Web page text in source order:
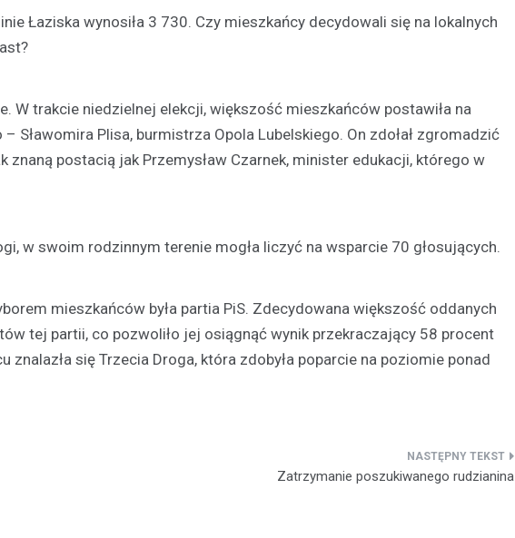
Łaziska wynosiła 3 730. Czy mieszkańcy decydowali się na lokalnych
W trakcie niedzielnej elekcji, większość mieszkańców postawiła na
Sławomira Plisa, burmistrza Opola Lubelskiego. On zdołał zgromadzić
znaną postacią jak Przemysław Czarnek, minister edukacji, którego w
w swoim rodzinnym terenie mogła liczyć na wsparcie 70 głosujących.
mieszkańców była partia PiS. Zdecydowana większość oddanych
tej partii, co pozwoliło jej osiągnąć wynik przekraczający 58 procent
się Trzecia Droga, która zdobyła poparcie na poziomie ponad
Zatrzymanie poszukiwanego rudzianina
Jedzenie
Czy wiesz jak przygotować
prawdziwy wigilijny barszcz?
lub pierogami to tradycyjna potrawa na
polskim, wigilijnym stole. Warto wiedzieć jak